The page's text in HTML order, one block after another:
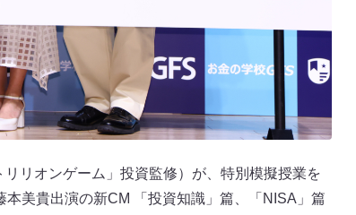
リオンゲーム」投資監修）が、特別模擬授業を
美貴出演の新CM 「投資知識」篇、「NISA」篇